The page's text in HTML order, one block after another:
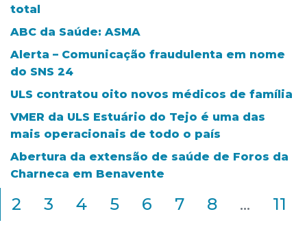
total
ABC da Saúde: ASMA
Alerta – Comunicação fraudulenta em nome
do SNS 24
ULS contratou oito novos médicos de família
VMER da ULS Estuário do Tejo é uma das
mais operacionais de todo o país
Abertura da extensão de saúde de Foros da
Charneca em Benavente
2 3 4 5 6 7 8 ... 11